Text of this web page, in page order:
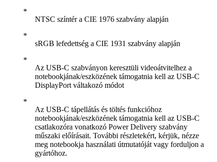
NTSC színtér a CIE 1976 szabvány alapján
sRGB lefedettség a CIE 1931 szabvány alapján
Az USB-C szabványon keresztüli videoátvitelhez a
notebookjának/eszközének támogatnia kell az USB-C
DisplayPort váltakozó módot
Az USB-C tápellátás és töltés funkcióhoz
notebookjának/eszközének támogatnia kell az USB-C
csatlakozóra vonatkozó Power Delivery szabvány
műszaki előírásait. További részletekért, kérjük, nézze
meg notebookja használati útmutatóját vagy forduljon a
gyártóhoz.